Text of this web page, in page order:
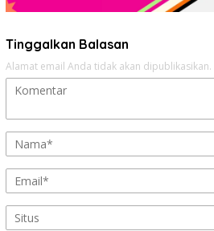
Tinggalkan Balasan
Alamat email Anda tidak akan dipublikasikan.